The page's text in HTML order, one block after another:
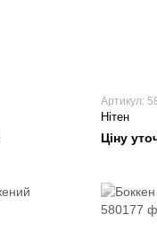
Артикул:
Нітен
Ціну